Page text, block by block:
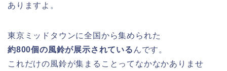
ありますよ。
東京ミッドタウンに全国から集められた
約800個の風鈴が展示されている んです。
これだけの風鈴が集まることってなかなかありませ